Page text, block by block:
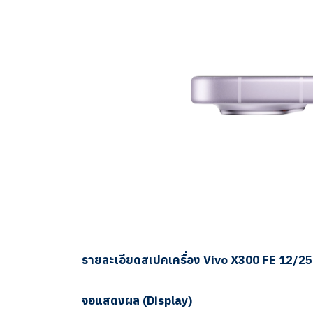
รายละเอียดสเปคเครื่อง Vivo X300 FE 12/
จอแสดงผล (Display)